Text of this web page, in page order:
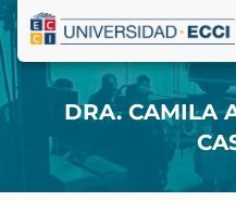
DRA. CAMILA